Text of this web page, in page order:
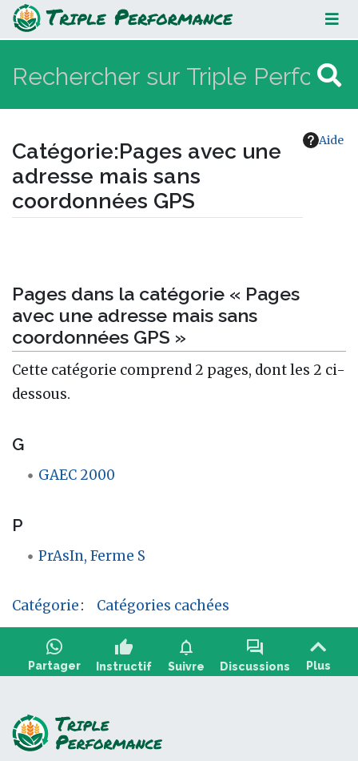
Pages avec une adresse mais sans
coordonnées GPS
Aide
Catégorie:Pages avec une
adresse mais sans
coordonnées GPS
Pages dans la catégorie « Pages
avec une adresse mais sans
coordonnées GPS »
Cette catégorie comprend 2 pages, dont les 2 ci-
dessous.
G
GAEC 2000
P
PrAsIn, Ferme S
Catégorie: Catégories cachées
Partager
thumb_up
Instructif
notifications
Suivre
forum
Discussions Plus